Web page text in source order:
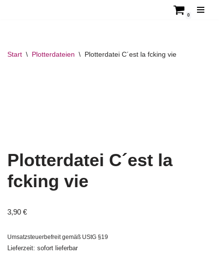
0
Start \ Plotterdateien \ Plotterdatei C´est la fcking vie
Plotterdatei C´est la
fcking vie
3,90 €
Umsatzsteuerbefreit gemäß UStG §19
Lieferzeit: sofort lieferbar